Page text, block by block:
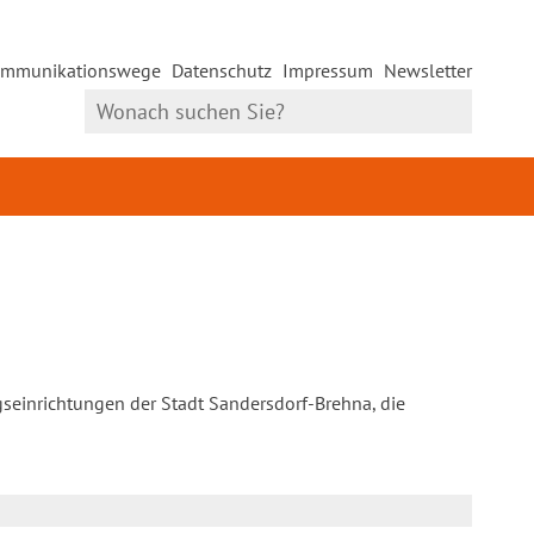
Datenschutz Impressum Newsletter
der Stadt Sandersdorf-Brehna, die